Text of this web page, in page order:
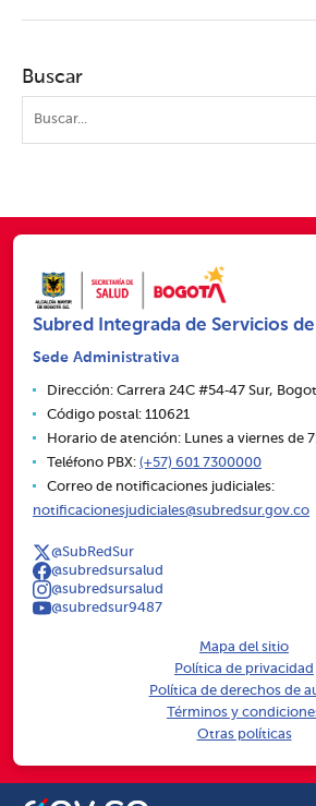
Buscar
Subred Integrada de Servicios de
Sede Administrativa
Dirección: Carrera 24C #54‑47 Sur,
Código postal: 110621
Horario de atención: Lunes a viernes de
Teléfono PBX: (+57) 601 7300000
Correo de notificaciones judiciales:
notificacionesjudiciales@subredsur.gov.co
@SubRedSur
@subredsursalud
@subredsursalud
@subredsur9487
Mapa del sitio
Política de privacidad
Política de derechos de
Términos y
Otras políticas